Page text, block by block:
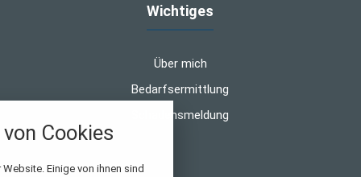
Wichtiges
Über mich
Bedarfsermittlung
Schadensmeldung
Cookies
Einige von ihnen sind